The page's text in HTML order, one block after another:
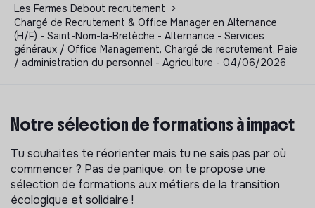
Les Fermes Debout recrutement
>
Chargé de Recrutement & Office Manager en Alternance
(H/F) - Saint-Nom-la-Bretèche - Alternance - Services
généraux / Office Management, Chargé de recrutement, Paie
/ administration du personnel - Agriculture - 04/06/2026
Notre sélection de formations à impact
Tu souhaites te réorienter mais tu ne sais pas par où
commencer ? Pas de panique, on te propose une
sélection de formations aux métiers de la transition
écologique et solidaire !